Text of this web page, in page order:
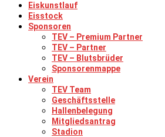
Eiskunstlauf
Eisstock
Sponsoren
TEV – Premium Partner
TEV – Partner
TEV – Blutsbrüder
Sponsorenmappe
Verein
TEV Team
Geschäftsstelle
Hallenbelegung
Mitgliedsantrag
Stadion